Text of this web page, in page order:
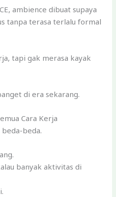
ambience dibuat supaya
tanpa terasa terlalu formal
tapi gak merasa kayak
di era sekarang.
Cara Kerja
beda.
banyak aktivitas di